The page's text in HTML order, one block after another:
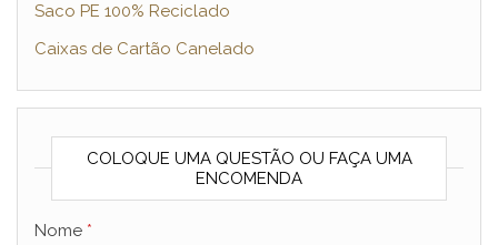
Saco PE 100% Reciclado
Caixas de Cartão Canelado
COLOQUE UMA QUESTÃO OU FAÇA UMA
ENCOMENDA
Nome *